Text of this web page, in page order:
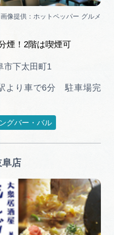
煙！2階は喫煙可
市下太田町1
より車で6分 駐車場完
グバー・バル
阜店